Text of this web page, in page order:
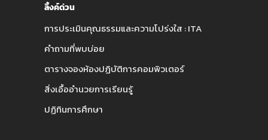
ลิ้งค์ด่วน
การประเมินคุณธรรมและความโปร่งใส : ITA
คำถามที่พบบ่อย
ตารางจองห้องปฏิบัติการคอมพิวเตอร์
สิ่งเอื้ออำนวยการเรียนรู้
ปฏิทินการศึกษา